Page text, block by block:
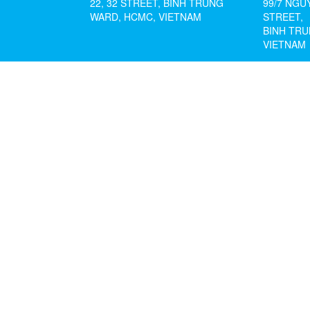
22, 32 STREET, BINH TRUNG
WARD, HCMC, VIETNAM
99/7
STREET,
BINH
VIETNAM